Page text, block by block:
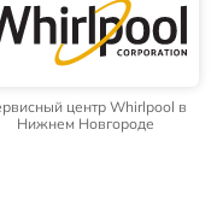
центр Whirlpool в
Нижнем Новгороде